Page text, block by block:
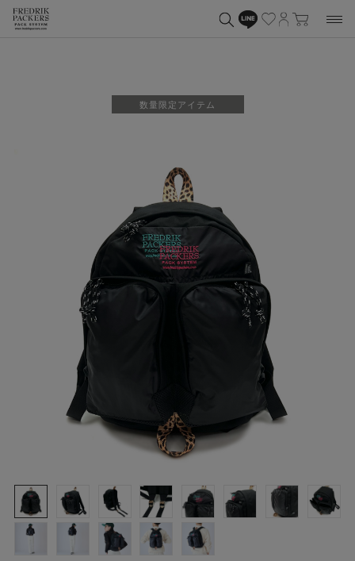
数量限定アイテム